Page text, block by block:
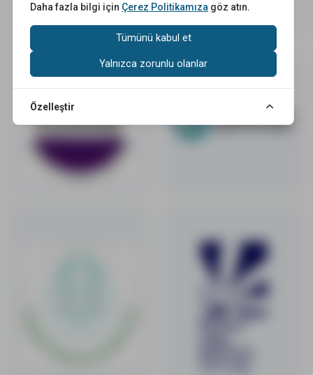
Daha fazla bilgi için Çerez Politikamıza göz atın.
Tümünü kabul et
Yalnızca zorunlu olanlar
Özelleştir